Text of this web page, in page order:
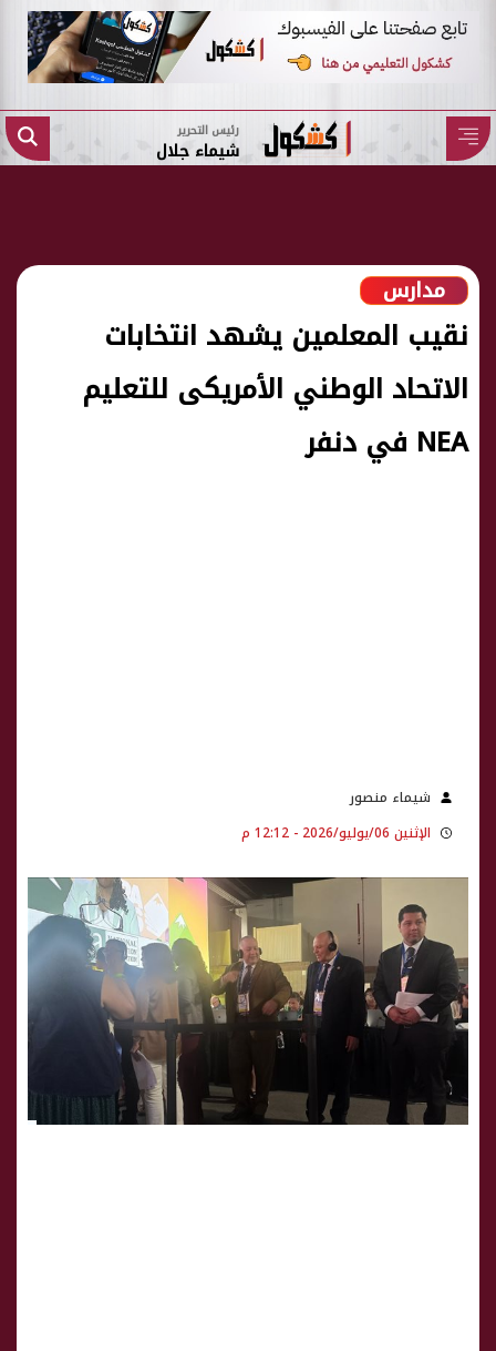
رئيس التحرير
شيماء جلال
مدارس
نقيب المعلمين يشهد انتخابات
الاتحاد الوطني الأمريكى للتعليم
NEA في دنفر
شيماء منصور
الإثنين 06/يوليو/2026 - 12:12 م